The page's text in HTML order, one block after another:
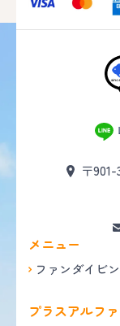
〒901-
メニュー
ファンダイビ
プラスアルフ